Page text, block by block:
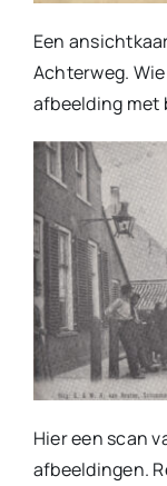
Een
Achterweg.
afbeelding met
Hier een scan
afbeeldingen.